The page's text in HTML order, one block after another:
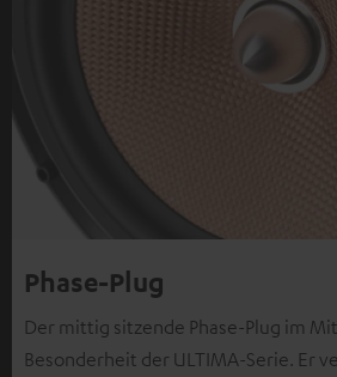
Phase-Plug
Der mittig sitzende Phase-Plug im
Besonderheit der ULTIMA-Serie. Er